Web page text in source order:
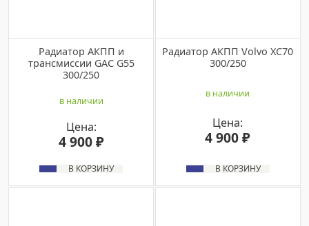
Радиатор АКПП и
трансмиссии GAC G55
300/250
в наличии
Цена:
4 900 ₽
В КОРЗИНУ
Радиатор АКПП Volvo XC70
300/250
в наличии
Цена:
4 900 ₽
В КОРЗИНУ